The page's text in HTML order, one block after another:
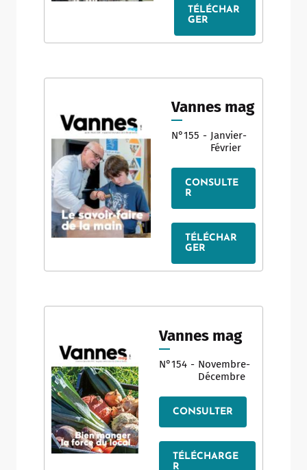
TÉLÉCHAR
GER
Vannes mag
N°155 - Janvier-
Février
CONSULTE
R
TÉLÉCHAR
GER
Vannes mag
N°154 - Novembre-
Décembre
CONSULTER
TÉLÉCHARGE
R